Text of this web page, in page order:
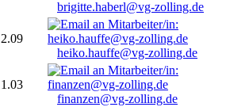
brigitte.haberl@vg-zolling.de
2.09
heiko.hauffe@vg-zolling.de
1.03
finanzen@vg-zolling.de